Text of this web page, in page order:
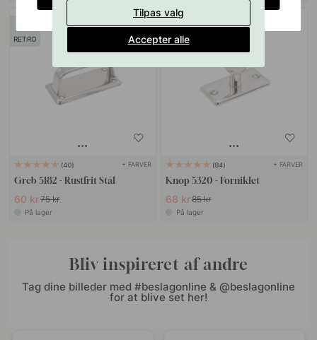
RETRO
40 + FARVER
Greb 5182 - Rustfrit Stål
60 kr75 kr
På lager
POPULAR
84 + FARVER
Knop 5320 - Forniklet
68 kr85 kr
På lager
Bliv inspireret af andre
Tag dine billeder med #beslagonline & @beslagonline
for at blive set her!
Tilpas valg
Accepter alle